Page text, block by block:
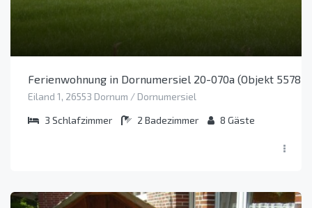
Ferienwohnung in Dornumersiel 20-070a (Objekt 55787)
Eiland 1, 26553 Dornum / Dornumersiel
3 Schlafzimmer 2 Badezimmer 8 Gäste